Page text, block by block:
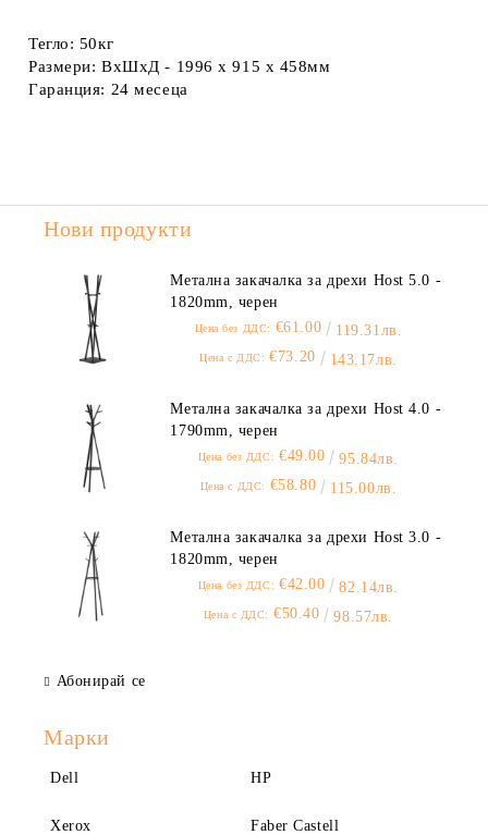
Тегло: 50кг
Размери: ВхШхД - 1996 x 915 x 458мм
Гаранция: 24 месеца
Нови продукти
Метална закачалка за дрехи Host 5.0 -
1820mm, черен
Цена без ДДС: €61.00 119.31лв.
Цена с ДДС: €73.20 143.17лв.
Метална закачалка за дрехи Host 4.0 -
1790mm, черен
Цена без ДДС: €49.00 95.84лв.
Цена с ДДС: €58.80 115.00лв.
Метална закачалка за дрехи Host 3.0 -
1820mm, черен
Цена без ДДС: €42.00 82.14лв.
Цена с ДДС: €50.40 98.57лв.
Абонирай се
Марки
Dell HP
Xerox Faber Castell